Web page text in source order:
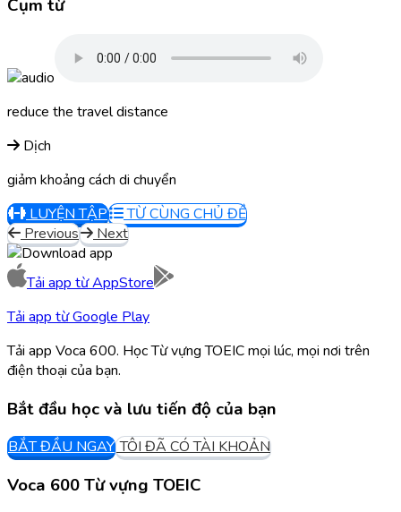
Cụm từ
reduce the travel distance
Dịch
giảm khoảng cách di chuyển
LUYỆN TẬP
TỪ CÙNG CHỦ ĐỀ
Previous
Next
Tải app từAppStore
Tải app từGoogle Play
Tải app Voca 600. Học Từ vựng TOEIC mọi lúc, mọi nơi trên
điện thoại của bạn.
Bắt đầu học và lưu tiến độ của bạn
BẮT ĐẦU NGAY TÔI ĐÃ CÓ TÀI KHOẢN
Voca 600 Từ vựng TOEIC